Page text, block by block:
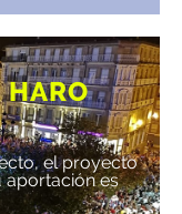
HARO
el proyecto
aportación es